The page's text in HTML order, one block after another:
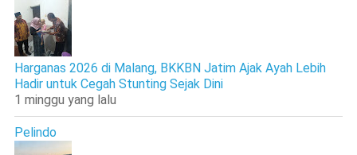
Harganas 2026 di Malang, BKKBN Jatim Ajak Ayah Lebih
Hadir untuk Cegah Stunting Sejak Dini
1 minggu yang lalu
Pelindo